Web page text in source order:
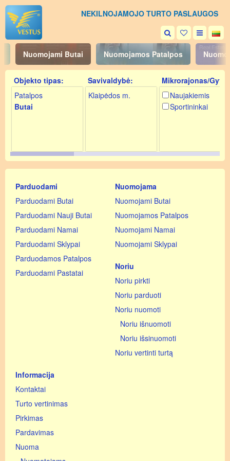
NEKILNOJAMOJO TURTO PASLAUGOS
Nuomojami Butai Nuomojamos Patalpos
Objekto tipas:
Patalpos
Butai
Savivaldybė:
Klaipėdos m.
Mikrorajonas/Gyv.:
Naujakiemis
Sportininkai
Parduodami
Parduodami Butai
Parduodami Nauji Butai
Parduodami Namai
Parduodami Sklypai
Parduodamos Patalpos
Parduodami Pastatai
Nuomojama
Nuomojami Butai
Nuomojamos Patalpos
Nuomojami Namai
Nuomojami Sklypai
Noriu
Noriu pirkti
Noriu parduoti
Noriu nuomoti
Noriu išnuomoti
Noriu išsinuomoti
Noriu vertinti turtą
Informacija
Kontaktai
Turto vertinimas
Pirkimas
Pardavimas
Nuoma